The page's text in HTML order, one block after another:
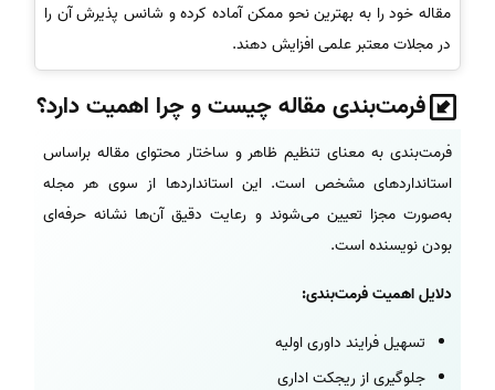
مقاله خود را به بهترین نحو ممکن آماده کرده و شانس پذیرش آن را
در مجلات معتبر علمی افزایش دهند.
فرمت‌بندی مقاله چیست و چرا اهمیت دارد؟
فرمت‌بندی به معنای تنظیم ظاهر و ساختار محتوای مقاله براساس
استانداردهای مشخص است. این استانداردها از سوی هر مجله
به‌صورت مجزا تعیین می‌شوند و رعایت دقیق آن‌ها نشانه حرفه‌ای
بودن نویسنده است.
دلایل اهمیت فرمت‌بندی:
تسهیل فرایند داوری اولیه
جلوگیری از ریجکت اداری